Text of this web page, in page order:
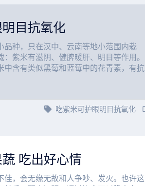
目抗氧化
品种，只在汉中、云南等地小范围内栽
紫米有滋阴、健脾暖肝、明目等作用。
中含有类似黑莓和蓝莓中的花青素，有抗
吃紫米可护眼明目抗氧化
吃出好心情
佳，会无缘无故和人争吵、发火。也许这